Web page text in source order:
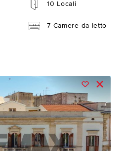
10 Locali
7 Camere da letto